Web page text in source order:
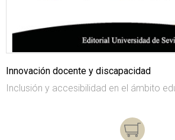
Innovación docente y discapacidad
Inclusión y accesibilidad en el ámbito